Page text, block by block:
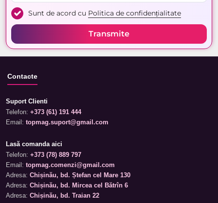
Sunt de acord cu Politica de confidențialitate
Transmite
Contacte
Suport Clienti
Telefon: +373 (61) 191 444
Email: topmag.suport@gmail.com
Lasă comanda aici
Telefon: +373 (78) 889 797
Email: topmag.comenzi@gmail.com
Adresa: Chișinău, bd. Ștefan cel Mare 130
Adresa: Chișinău, bd. Mircea cel Bătrîn 6
Adresa: Chișinău, bd. Traian 22